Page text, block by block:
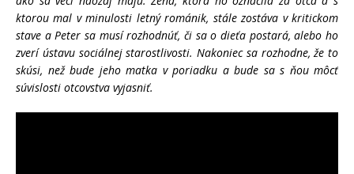
ktorou mal v minulosti letný románik, stále zostáva v kritickom
stave a Peter sa musí rozhodnúť, či sa o dieťa postará, alebo ho
zverí ústavu sociálnej starostlivosti. Nakoniec sa rozhodne, že to
skúsi, než bude jeho matka v poriadku a bude sa s ňou môcť
súvislosti otcovstva vyjasniť.